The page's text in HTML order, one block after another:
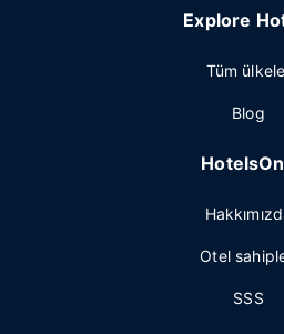
Explore
Tüm
Blog
Otel
SSS